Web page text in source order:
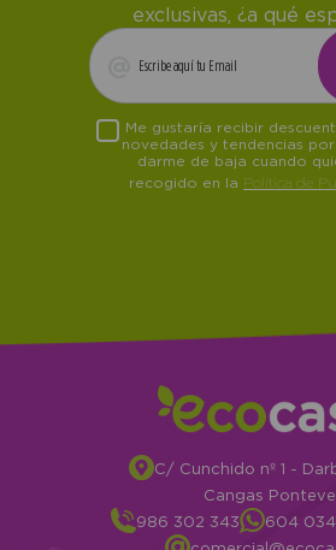
exclusivas, ¿a qué
Me gustaría recibir
novedades y tendencias
darme de baja cuando
recogido en la Política de
C/ Cunchido nº 1 -
Cangas
986 302 343
604